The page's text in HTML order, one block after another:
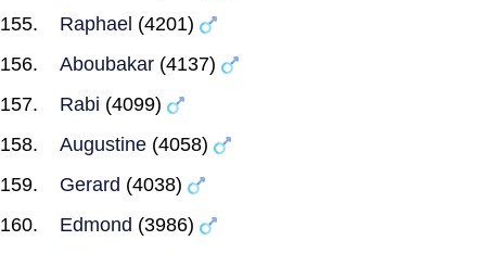
Raphael (4201)
Aboubakar (4137)
Rabi (4099)
Augustine (4058)
Gerard (4038)
Edmond (3986)